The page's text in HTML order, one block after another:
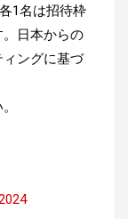
1名は招待枠
日本からの
ングに基づ